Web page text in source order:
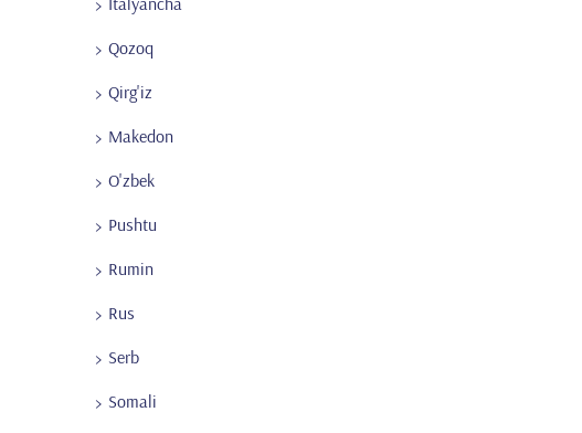
Qozoq
Qirg'iz
Makedon
O'zbek
Pushtu
Rumin
Rus
Serb
Somali